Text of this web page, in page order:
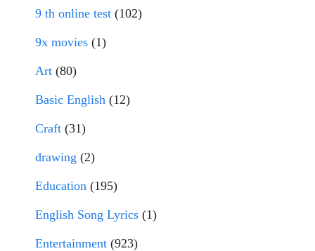
9 th online test (102)
9x movies (1)
Art (80)
Basic English (12)
Craft (31)
drawing (2)
Education (195)
English Song Lyrics (1)
Entertainment (923)